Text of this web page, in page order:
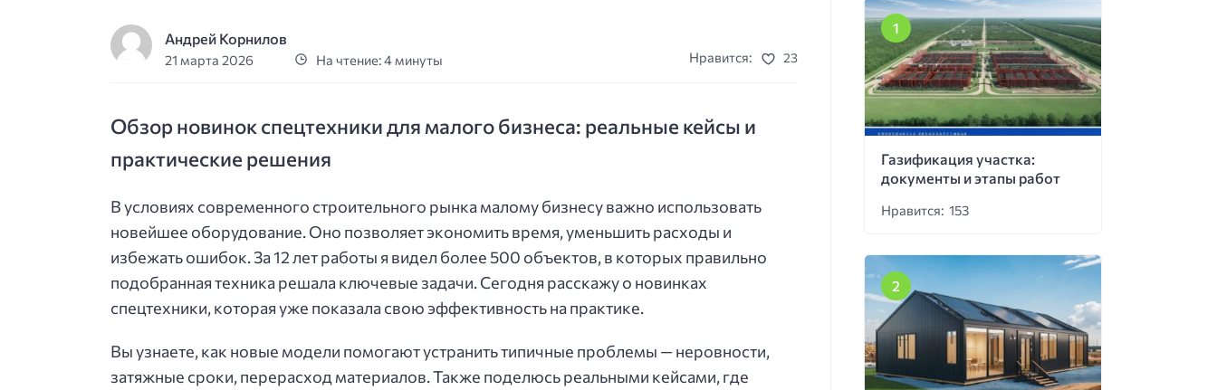
Андрей Корнилов
21 марта 2026 На чтение: 4 минуты Нравится: 23
Обзор новинок спецтехники для малого бизнеса: реальные кейсы и
практические решения
В условиях современного строительного рынка малому бизнесу важно использовать
новейшее оборудование. Оно позволяет экономить время, уменьшить расходы и
избежать ошибок. За 12 лет работы я видел более 500 объектов, в которых правильно
подобранная техника решала ключевые задачи. Сегодня расскажу о новинках
спецтехники, которая уже показала свою эффективность на практике.
Вы узнаете, как новые модели помогают устранить типичные проблемы — неровности,
затяжные сроки, перерасход материалов. Также поделюсь реальными кейсами, где
Газификация участка:
документы и этапы работ
Нравится: 153